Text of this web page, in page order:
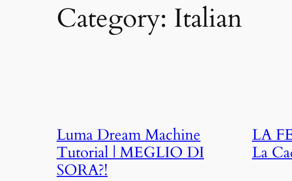
Category: Italian
Luma Dream Machine
Tutorial | MEGLIO DI
SORA?!
LA
La